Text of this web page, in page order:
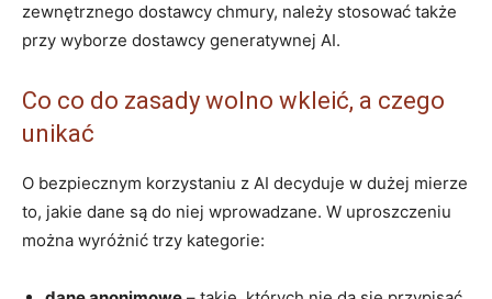
zewnętrznego dostawcy chmury, należy stosować także
przy wyborze dostawcy generatywnej AI.
Co co do zasady wolno wkleić, a czego
unikać
O bezpiecznym korzystaniu z AI decyduje w dużej mierze
to, jakie dane są do niej wprowadzane. W uproszczeniu
można wyróżnić trzy kategorie: